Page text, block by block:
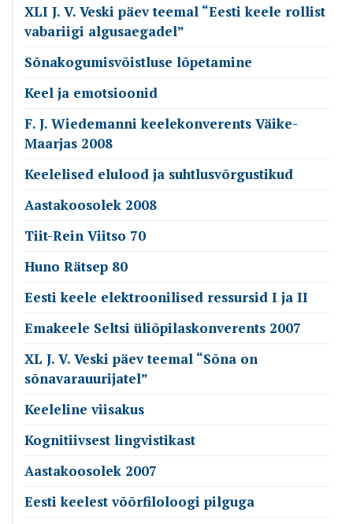
XLI J. V. Veski päev teemal “Eesti keele rollist
vabariigi algusaegadel”
Sõnakogumisvõistluse lõpetamine
Keel ja emotsioonid
F. J. Wiedemanni keelekonverents Väike-
Maarjas 2008
Keelelised elulood ja suhtlusvõrgustikud
Aastakoosolek 2008
Tiit-Rein Viitso 70
Huno Rätsep 80
Eesti keele elektroonilised ressursid I ja II
Emakeele Seltsi üliõpilaskonverents 2007
XL J. V. Veski päev teemal “Sõna on
sõnavarauurijatel”
Keeleline viisakus
Kognitiivsest lingvistikast
Aastakoosolek 2007
Eesti keelest võõrfiloloogi pilguga